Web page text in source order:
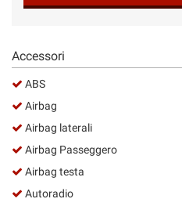
Accessori
ABS
Airbag
Airbag laterali
Airbag Passeggero
Airbag testa
Autoradio
impostazioni